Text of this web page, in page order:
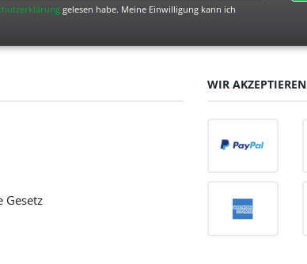
gelesen habe. Meine Einwilligung kann ich
Gesetz
WIR AKZEPTIEREN